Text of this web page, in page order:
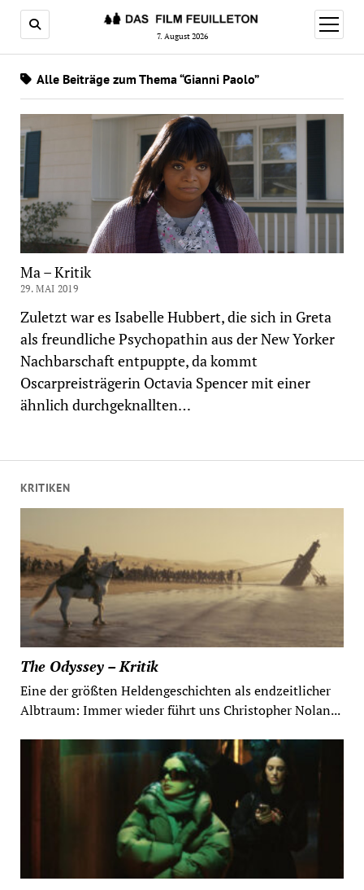
7. August 2026
Menü
öffnen
KRITIKEN
The Odyssey – Kritik
Eine der größten Heldengeschichten als endzeitlicher
Albtraum: Immer wieder führt uns Christopher Nolan...
Alle Beiträge zum Thema “Gianni Paolo”
Ma – Kritik
29. MAI 2019
Zuletzt war es Isabelle Hubbert, die sich in Greta
als freundliche Psychopathin aus der New Yorker
Nachbarschaft entpuppte, da kommt
Oscarpreisträgerin Octavia Spencer mit einer
ähnlich durchgeknallten…